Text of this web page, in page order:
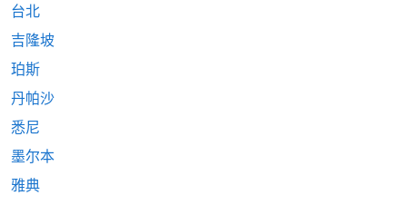
台北
吉隆坡
珀斯
丹帕沙
悉尼
墨尔本
雅典